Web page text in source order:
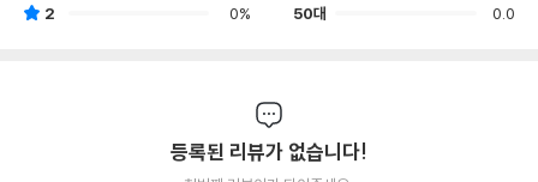
2
0%
50대
0.0
등록된 리뷰가 없습니다!